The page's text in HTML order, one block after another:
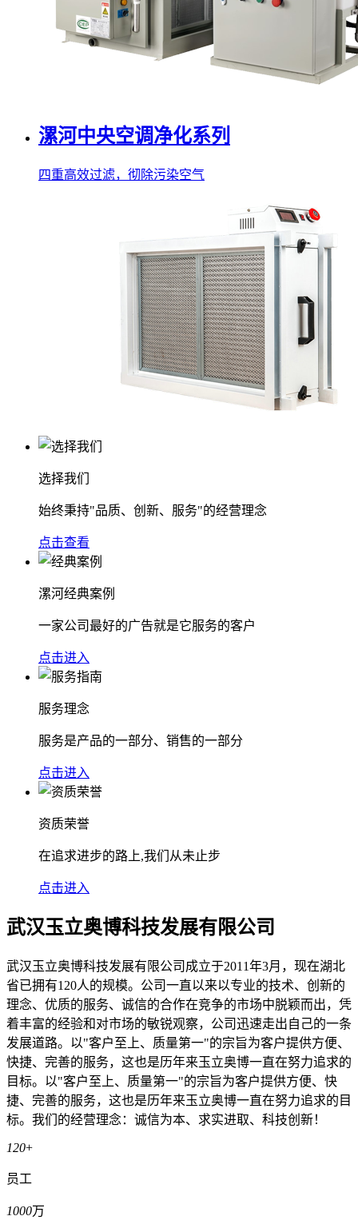
漯河中央空调净化系列
四重高效过滤，彻除污染空气
选择我们
始终秉持"品质、创新、服务"的经营理念
点击查看
漯河经典案例
一家公司最好的广告就是它服务的客户
点击进入
服务理念
服务是产品的一部分、销售的一部分
点击进入
资质荣誉
在追求进步的路上,我们从未止步
点击进入
武汉玉立奥博科技发展有限公司
武汉玉立奥博科技发展有限公司成立于2011年3月，现在湖北
省已拥有120人的规模。公司一直以来以专业的技术、创新的
理念、优质的服务、诚信的合作在竞争的市场中脱颖而出，凭
着丰富的经验和对市场的敏锐观察，公司迅速走出自己的一条
发展道路。以"客户至上、质量第一"的宗旨为客户提供方便、
快捷、完善的服务，这也是历年来玉立奥博一直在努力追求的
目标。以"客户至上、质量第一"的宗旨为客户提供方便、快
捷、完善的服务，这也是历年来玉立奥博一直在努力追求的目
标。我们的经营理念：诚信为本、求实进取、科技创新！
120+
员工
1000万